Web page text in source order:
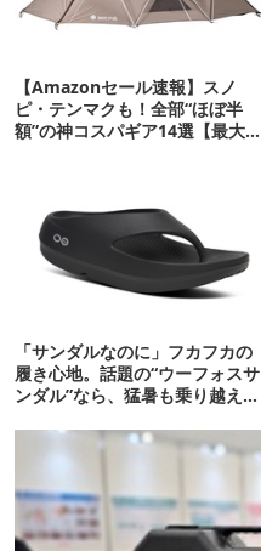
【Amazonセール速報】スノ
ピ・テンマクも！全部“ほぼ半
額”の神コスパギア14選【最大
「サンダルなのに」フカフカの
履き心地。話題の“ウーフォスサ
ンダル”なら、猛暑も乗り越えら